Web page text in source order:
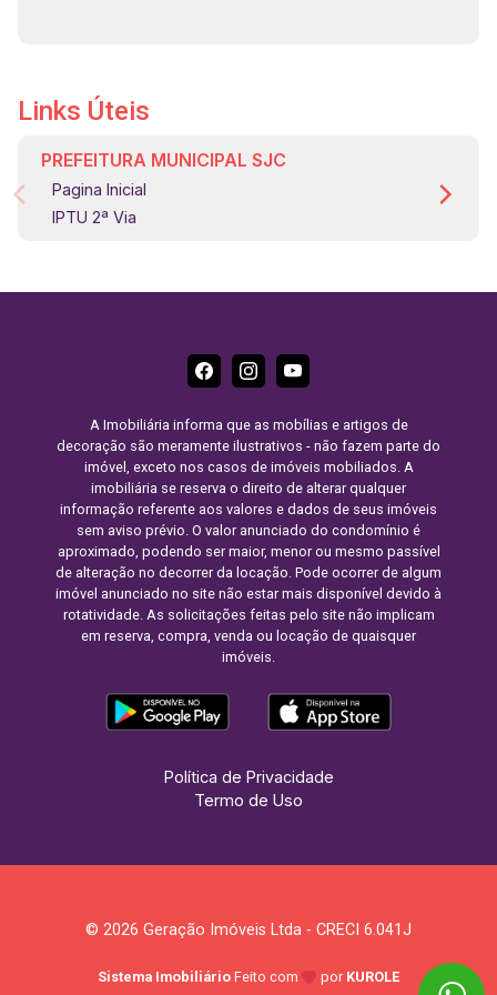
Links Úteis
PREFEITURA MUNICIPAL SJC
Pagina Inicial
IPTU 2ª Via
A Imobiliária informa que as mobílias e artigos de
decoração são meramente ilustrativos - não fazem parte do
imóvel, exceto nos casos de imóveis mobiliados. A
imobiliária se reserva o direito de alterar qualquer
informação referente aos valores e dados de seus imóveis
sem aviso prévio. O valor anunciado do condomínio é
aproximado, podendo ser maior, menor ou mesmo passível
de alteração no decorrer da locação. Pode ocorrer de algum
imóvel anunciado no site não estar mais disponível devido à
rotatividade. As solicitações feitas pelo site não implicam
em reserva, compra, venda ou locação de quaisquer
imóveis.
Política de Privacidade
Termo de Uso
© 2026 Geração Imóveis Ltda - CRECI 6.041J
Sistema Imobiliário Feito com por KUROLE